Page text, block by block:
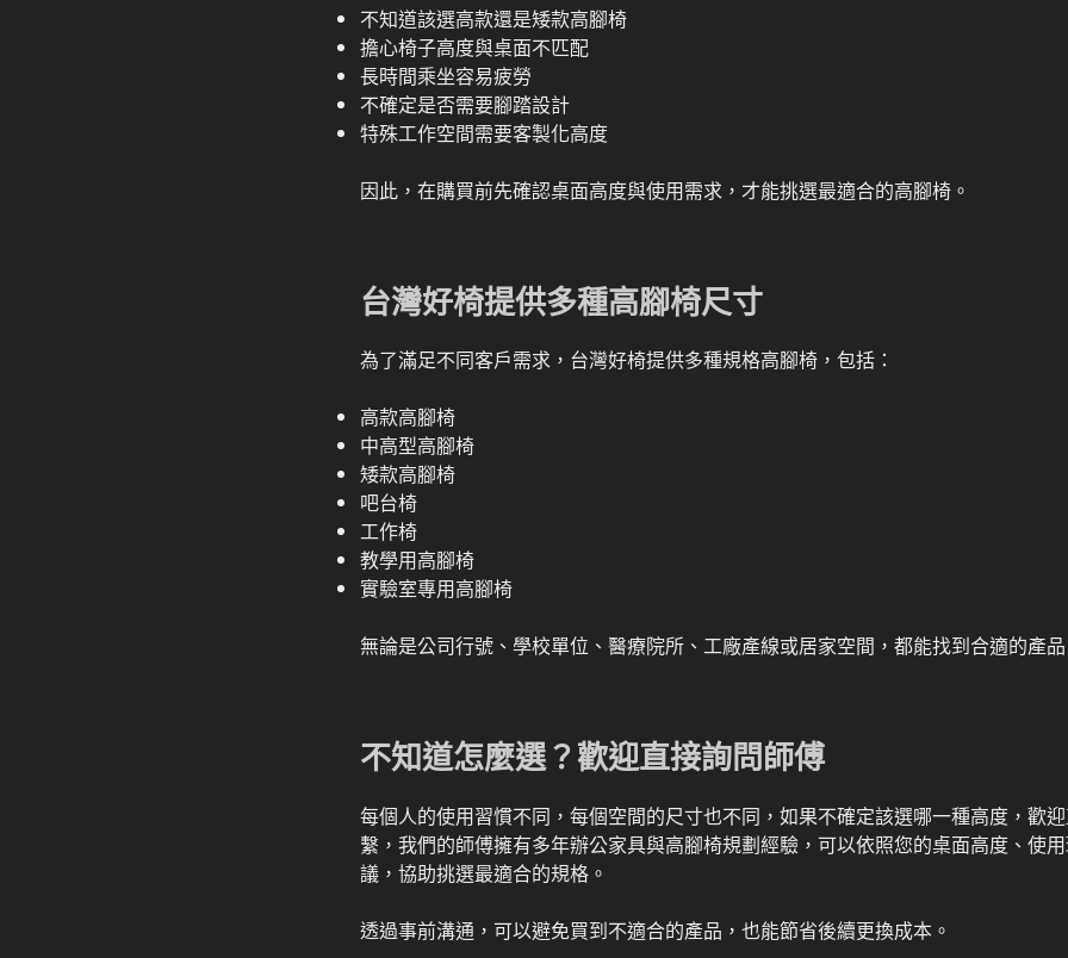
不知道該選高款還是矮款高腳椅
擔心椅子高度與桌面不匹配
長時間乘坐容易疲勞
不確定是否需要腳踏設計
特殊工作空間需要客製化高度
因此，在購買前先確認桌面高度與使用需求，才能挑選最適合的高腳椅。
台灣好椅提供多種高腳椅尺寸
為了滿足不同客戶需求，台灣好椅提供多種規格高腳椅，包括：
高款高腳椅
中高型高腳椅
矮款高腳椅
吧台椅
工作椅
教學用高腳椅
實驗室專用高腳椅
無論是公司行號、學校單位、醫療院所、工廠產線或居家空間，都能找到合適的產
不知道怎麼選？歡迎直接詢問師傅
每個人的使用習慣不同，每個空間的尺寸也不同，如果不確定該選哪一種高度，歡
繫，我們的師傅擁有多年辦公家具與高腳椅規劃經驗，可以依照您的桌面高度、使
議，協助挑選最適合的規格。
透過事前溝通，可以避免買到不適合的產品，也能節省後續更換成本。